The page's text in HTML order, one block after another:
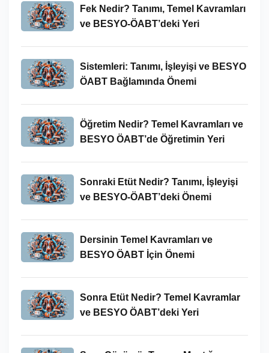
Fek Nedir? Tanımı, Temel Kavramları
ve BESYO-ÖABT’deki Yeri
Sistemleri: Tanımı, İşleyişi ve BESYO
ÖABT Bağlamında Önemi
Öğretim Nedir? Temel Kavramları ve
BESYO ÖABT’de Öğretimin Yeri
Sonraki Etüt Nedir? Tanımı, İşleyişi
ve BESYO-ÖABT’deki Önemi
Dersinin Temel Kavramları ve
BESYO ÖABT İçin Önemi
Sonra Etüt Nedir? Temel Kavramlar
ve BESYO ÖABT’deki Yeri